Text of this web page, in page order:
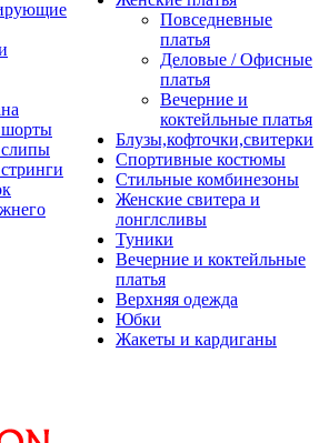
шорты
Повседневные
платья
Деловые / Офисные
платья
Вечерние и
коктейльные платья
Блузы,кофточки,свитерки
Спортивные костюмы
Стильные комбинезоны
Женские свитера и
лонглсливы
Туники
Вечерние и коктейльные
платья
Верхняя одежда
Юбки
Жакеты и кардиганы